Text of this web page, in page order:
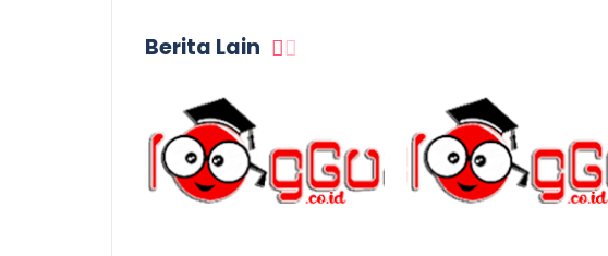
Berita Lain